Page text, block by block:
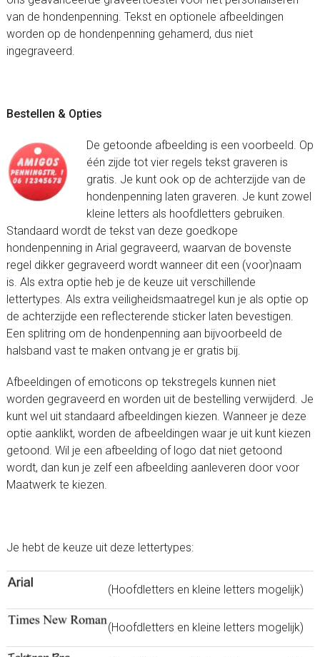
van de hondenpenning. Tekst en optionele afbeeldingen
worden op de hondenpenning gehamerd, dus niet
ingegraveerd.
Bestellen & Opties
De getoonde afbeelding is een voorbeeld. Op
één zijde tot vier regels tekst graveren is
gratis. Je kunt ook op de achterzijde van de
hondenpenning laten graveren. Je kunt zowel
kleine letters als hoofdletters gebruiken.
Standaard wordt de tekst van deze goedkope
hondenpenning in Arial gegraveerd, waarvan de bovenste
regel dikker gegraveerd wordt wanneer dit een (voor)naam
is. Als extra optie heb je de keuze uit verschillende
lettertypes. Als extra veiligheidsmaatregel kun je als optie op
de achterzijde een reflecterende sticker laten bevestigen.
Een splitring om de hondenpenning aan bijvoorbeeld de
halsband vast te maken ontvang je er gratis bij.
Afbeeldingen of emoticons op tekstregels kunnen niet
worden gegraveerd en worden uit de bestelling verwijderd. Je
kunt wel uit standaard afbeeldingen kiezen. Wanneer je deze
optie aanklikt, worden de afbeeldingen waar je uit kunt kiezen
getoond. Wil je een afbeelding of logo dat niet getoond
wordt, dan kun je zelf een afbeelding aanleveren door voor
Maatwerk te kiezen.
Je hebt de keuze uit deze lettertypes:
(Hoofdletters en kleine letters mogelijk)
(Hoofdletters en kleine letters mogelijk)